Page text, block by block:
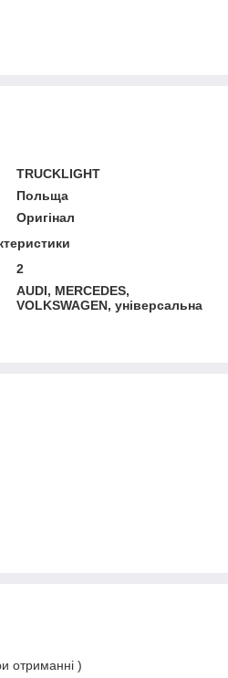
TRUCKLIGHT
Польща
Оригінал
2
AUDI, MERCEDES,
VOLKSWAGEN, універсальна
отриманні )